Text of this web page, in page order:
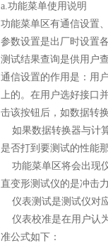
a.功能菜单使用说明
功能菜单区有通信设置
参数设置是出厂时设置
测试结果查询是供用户
通信设置的作用是：用
上的。在用户选好接口
击该按钮后，如数据转
如果数据转换器与计
是否打到要测试的性能
功能菜单区将会出现
直变形测试仪的是冲击
仪表测试是测试仪对
仪表校准是在用户认
准公式如下：